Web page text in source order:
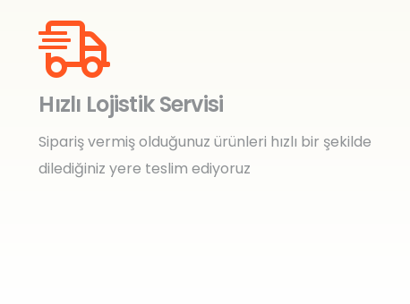
Hızlı Lojistik Servisi
Sipariş vermiş olduğunuz ürünleri hızlı bir şekilde
dilediğiniz yere teslim ediyoruz